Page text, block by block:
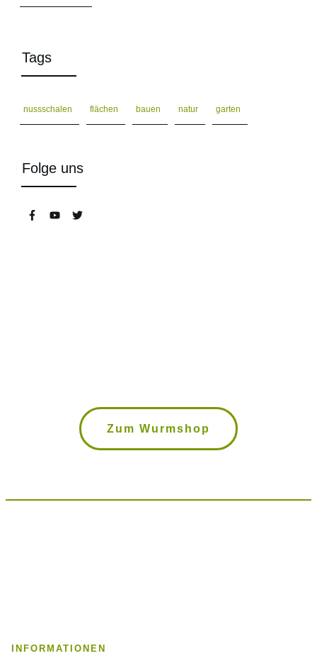
Tags
nussschalen flächen bauen natur garten
Folge uns
Zum Wurmshop
INFORMATIONEN